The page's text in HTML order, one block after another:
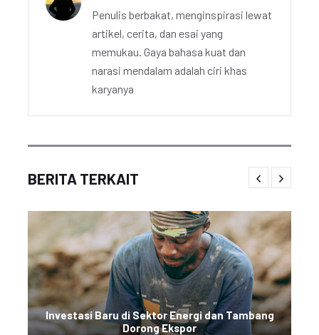
Penulis berbakat, menginspirasi lewat
artikel, cerita, dan esai yang
memukau. Gaya bahasa kuat dan
narasi mendalam adalah ciri khas
karyanya
BERITA TERKAIT
Investasi Baru di Sektor Energi dan Tambang
Dorong Ekspor